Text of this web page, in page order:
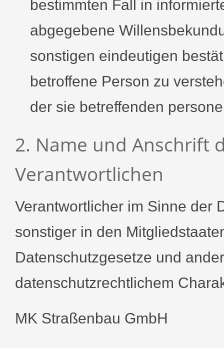
bestimmten Fall in
abgegebene
sonstigen eindeutigen
betroffene Person zu
der sie betreffenden
2. Name und Anschrift
Verantwortlichen
Verantwortlicher im Sinne der
sonstiger in den
Datenschutzgesetze und
datenschutzrechtlichem
MK Straßenbau GmbH